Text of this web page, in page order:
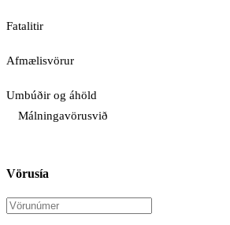
Fatalitir
Afmælisvörur
Umbúðir og áhöld
Málningavörusvið
Vörusía